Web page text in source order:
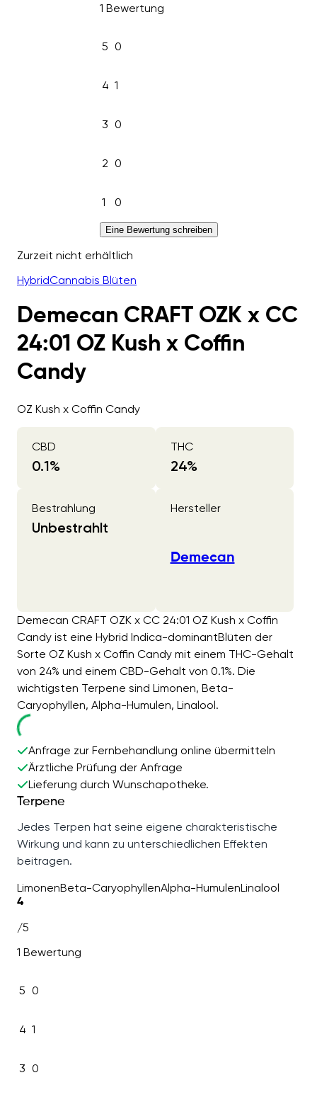
1 Bewertung
5 0
4 1
3 0
2 0
1 0
Eine Bewertung schreiben
Zurzeit nicht erhältlich
HybridCannabis Blüten
Demecan CRAFT OZK x CC
24:01 OZ Kush x Coffin
Candy
OZ Kush x Coffin Candy
CBD
0.1%
THC
24%
Bestrahlung
Unbestrahlt
Hersteller
Demecan
Demecan CRAFT OZK x CC 24:01 OZ Kush x Coffin
Candy ist eine Hybrid Indica-dominantBlüten der
Sorte OZ Kush x Coffin Candy mit einem THC-Gehalt
von 24% und einem CBD-Gehalt von 0.1%. Die
wichtigsten Terpene sind Limonen, Beta-
Caryophyllen, Alpha-Humulen, Linalool.
Anfrage zur Fernbehandlung online übermitteln
Ärztliche Prüfung der Anfrage
Lieferung durch Wunschapotheke.
Terpene
Jedes Terpen hat seine eigene charakteristische
Wirkung und kann zu unterschiedlichen Effekten
beitragen.
LimonenBeta-CaryophyllenAlpha-HumulenLinalool
4
/5
1 Bewertung
5 0
4 1
3 0